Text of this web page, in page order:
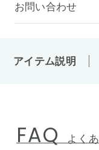
お問い合わせ
アイテム説明
FAQ よく